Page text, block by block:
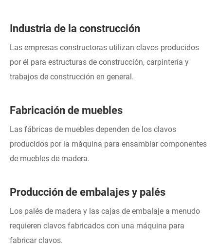
Industria de la construcción
Las empresas constructoras utilizan clavos producidos
por él para estructuras de construcción, carpintería y
trabajos de construcción en general.
Fabricación de muebles
Las fábricas de muebles dependen de los clavos
producidos por la máquina para ensamblar componentes
de muebles de madera.
Producción de embalajes y palés
Los palés de madera y las cajas de embalaje a menudo
requieren clavos fabricados con una máquina para
fabricar clavos.